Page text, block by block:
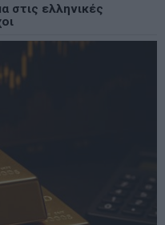
στις ελληνικές